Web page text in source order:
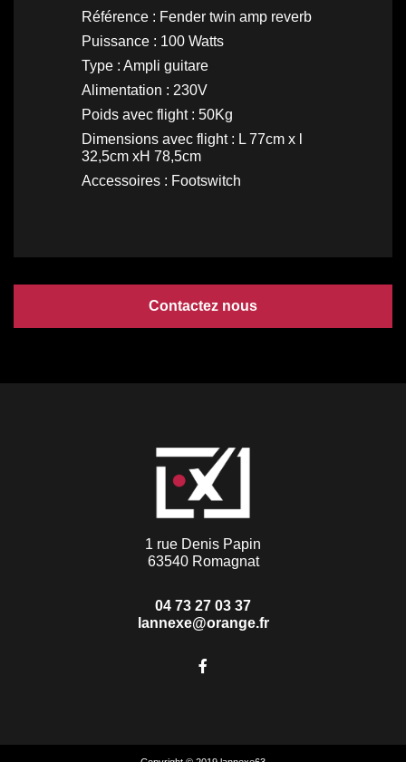
Référence : Fender twin amp reverb
Puissance : 100 Watts
Type : Ampli guitare
Alimentation : 230V
Poids avec flight : 50Kg
Dimensions avec flight : L 77cm x l
32,5cm xH 78,5cm
Accessoires : Footswitch
Contactez nous
1 rue Denis Papin
63540 Romagnat
04 73 27 03 37
lannexe@orange.fr